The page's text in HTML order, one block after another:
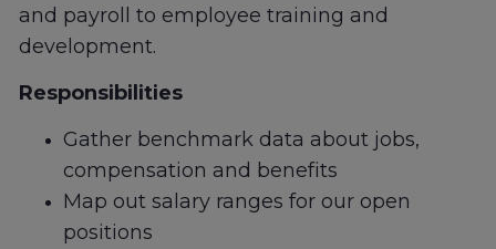
and payroll to employee training and
development.
Responsibilities
Gather benchmark data about jobs,
compensation and benefits
Map out salary ranges for our open
positions